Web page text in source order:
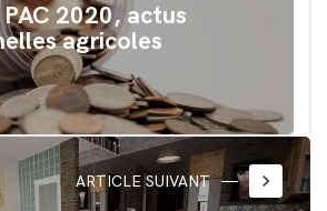
2020, actus
agricoles
ARTICLE SUIVANT keyboard_arrow_right